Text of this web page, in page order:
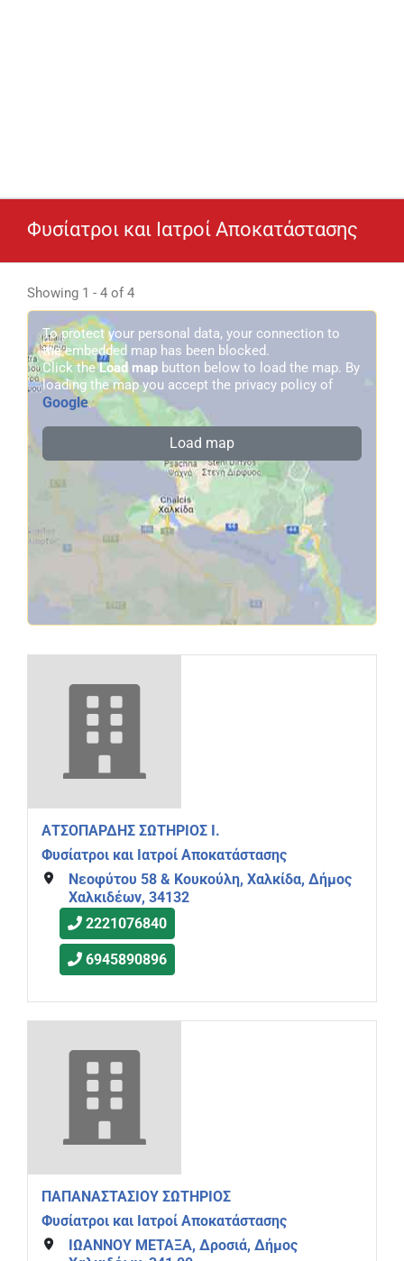
Φυσίατροι και Ιατροί Αποκατάστασης
Showing 1 - 4 of 4
ΑΤΣΟΠΑΡΔΗΣ ΣΩΤΗΡΙΟΣ Ι.
Φυσίατροι και Ιατροί Αποκατάστασης
Νεοφύτου 58 & Κουκούλη, Χαλκίδα, Δήμος
Χαλκιδέων, 34132
2221076840
6945890896
ΠΑΠΑΝΑΣΤΑΣΙΟΥ ΣΩΤΗΡΙΟΣ
Φυσίατροι και Ιατροί Αποκατάστασης
ΙΩΑΝΝΟΥ ΜΕΤΑΞΑ, Δροσιά, Δήμος
To protect your personal data, your connection to
the embedded map has been blocked.
Click theLoad map button below to load the map. By
loading the map you accept the privacy policy of
Google.
Load map